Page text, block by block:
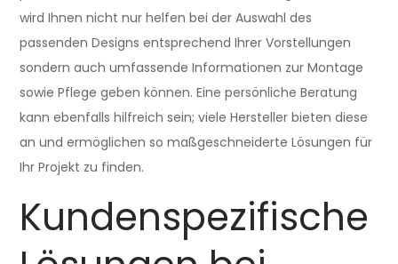
wird Ihnen nicht nur helfen bei der Auswahl des
passenden Designs entsprechend Ihrer Vorstellungen
sondern auch umfassende Informationen zur Montage
sowie Pflege geben können. Eine persönliche Beratung
kann ebenfalls hilfreich sein; viele Hersteller bieten diese
an und ermöglichen so maßgeschneiderte Lösungen für
Ihr Projekt zu finden.
Kundenspezifische